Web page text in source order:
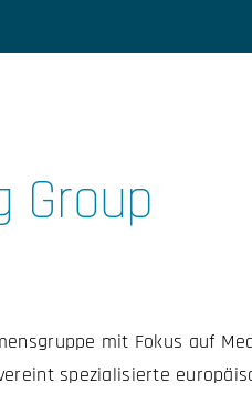
Group
mit Fokus auf
spezialisierte